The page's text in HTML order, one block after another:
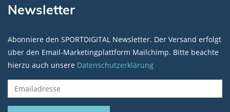
Newsletter
Abonniere den SPORTDIGITAL Newsletter. Der Versand erfolgt
über den Email-Marketingplattform Mailchimp. Bitte beachte
hierzu auch unsere Datenschutzerklärung